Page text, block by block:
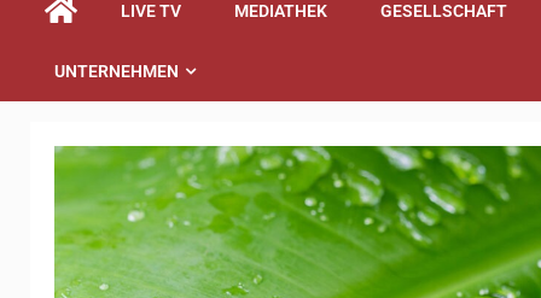
LIVE TV MEDIATHEK GESELLSCHAFT
UNTERNEHMEN